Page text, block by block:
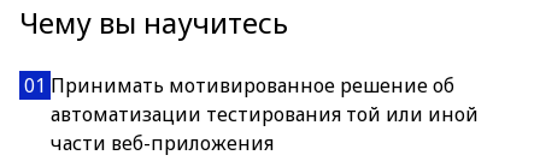
Чему вы научитесь
01 Принимать мотивированное решение об
автоматизации тестирования той или иной
части веб-приложения